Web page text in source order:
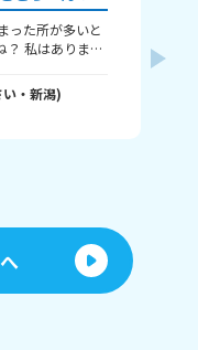
った所が多いと
・ 新潟)